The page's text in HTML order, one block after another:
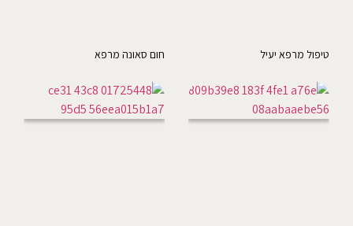
טיפול מרפא יעיל חום סאונה מרפא